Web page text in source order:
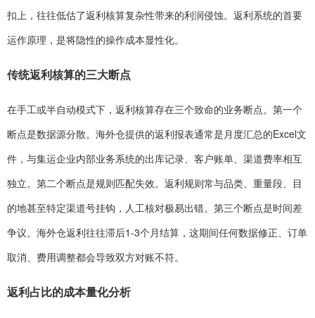
扣上，往往低估了返利核算复杂性带来的利润侵蚀。返利系统的首要
运作原理，是将隐性的操作成本显性化。
传统返利核算的三大断点
在手工或半自动模式下，返利核算存在三个致命的业务断点。第一个
断点是数据源分散。海外仓提供的返利报表通常是月度汇总的Excel文
件，与集运企业内部业务系统的出库记录、客户账单、渠道费率相互
独立。第二个断点是规则匹配失效。返利规则常与品类、重量段、目
的地甚至特定渠道号挂钩，人工核对极易出错。第三个断点是时间差
争议。海外仓返利往往滞后1-3个月结算，这期间任何数据修正、订单
取消、费用调整都会导致双方对账不符。
返利占比的成本量化分析